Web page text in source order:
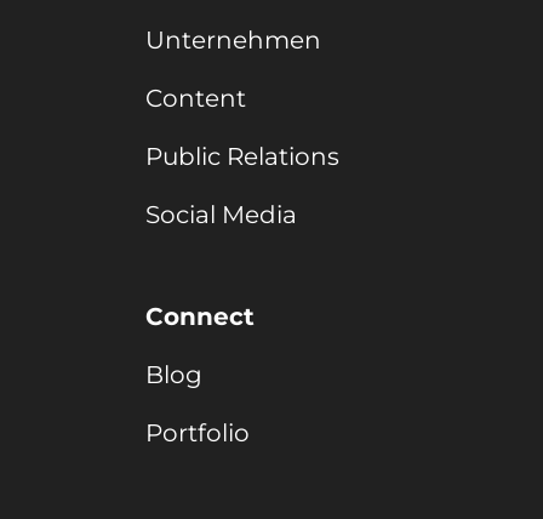
Unternehmen
Content
Public Relations
Social Media
Connect
Blog
Portfolio